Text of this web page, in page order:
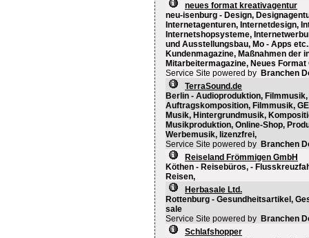
neues format kreativagentur
neu-isenburg - Design,
Internetagenturen, Internetdesign,
Internetshopsysteme,
und Ausstellungsbau, Mo - Apps
Kundenmagazine, Maßnahmen der
Mitarbeitermagazine, Neues
Service Site powered by Branchen
TerraSound.de
Berlin - Audioproduktion,
Auftragskomposition, Filmmusik,
Musik, Hintergrundmusik,
Musikproduktion, Online-Shop,
Werbemusik, lizenzfrei,
Service Site powered by Branchen
Reiseland Frömmigen GmbH
Köthen - Reisebüros, -
Reisen,
Herbasale Ltd.
Rottenburg - Gesundheitsartikel,
sale
Service Site powered by Branchen
Schlafshopper